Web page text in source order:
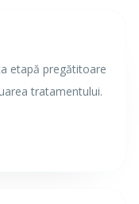
etapă pregătitoare
tratamentului.